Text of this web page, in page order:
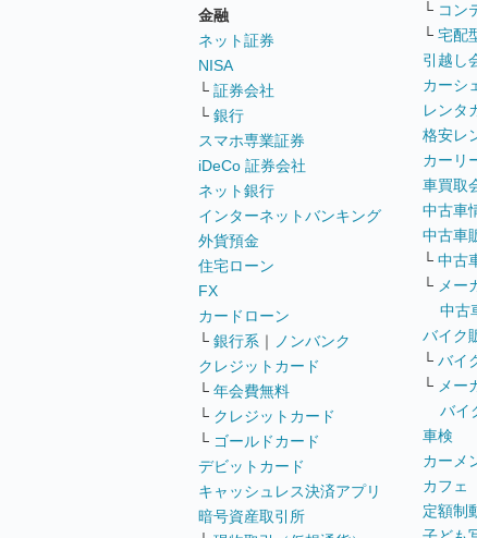
金融
ネット証券
NISA
└ 証券会社
└ 銀行
スマホ専業証券
iDeCo 証券会社
ネット銀行
インターネットバンキング
外貨預金
住宅ローン
FX
カードローン
└ 銀行系 ｜
ノンバンク
クレジットカード
└ 年会費無料
└ クレジットカード
└ ゴールドカード
デビットカード
キャッシュレス決済アプリ
暗号資産取引所
└ コン
└ 宅配
引越し
カーシ
レンタ
格安レ
カーリ
車買取
中古車
中古車
└ 中古
└ メー
中古
バイク
└ バイ
└ メー
バイ
車検
カーメ
カフェ
定額制